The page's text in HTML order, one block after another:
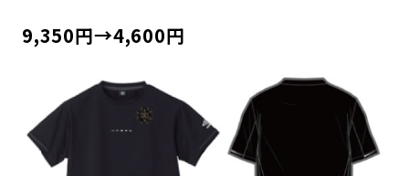
9,350円→4,600円